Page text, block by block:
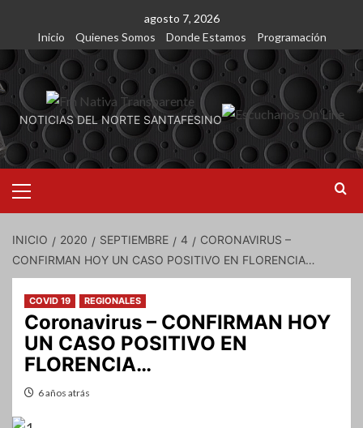
contenido
agosto 7, 2026
Inicio
Quienes Somos Donde Estamos Programación
NOTICIAS DEL NORTE SANTAFESINO
primario
INICIO 2020 SEPTIEMBRE 4
CORONAVIRUS –
CONFIRMAN HOY UN CASO POSITIVO EN FLORENCIA…
COVID 19 REGIONALES
Coronavirus – CONFIRMAN HOY
UN CASO POSITIVO EN
FLORENCIA…
6 años atrás